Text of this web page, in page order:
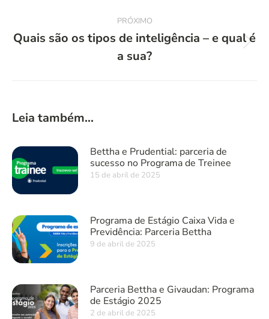
PRÓXIMO
Próximo
post:
Quais são os tipos de inteligência – e qual é
a sua?
Leia também...
Bettha e Prudential: parceria de
sucesso no Programa de Treinee
15 de abril de 2025
Programa de Estágio Caixa Vida e
Previdência: Parceria Bettha
9 de abril de 2025
Parceria Bettha e Givaudan: Programa
de Estágio 2025
2 de abril de 2025